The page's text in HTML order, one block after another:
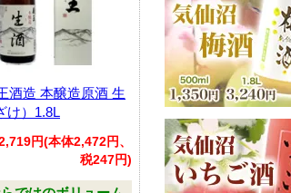
酒造 本醸造原酒 生
け）1.8L
円(本体2,472円、
税247円)